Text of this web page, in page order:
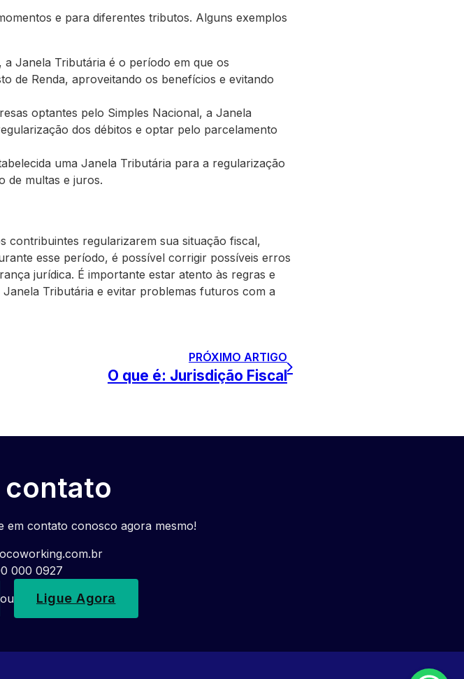
e para diferentes tributos. Alguns exemplos
Janela Tributária é o período em que os
de Renda, aproveitando os benefícios e evitando
optantes pelo Simples Nacional, a Janela
dos débitos e optar pelo parcelamento
uma Janela Tributária para a regularização
de multas e juros.
contribuintes regularizarem sua situação fiscal,
esse período, é possível corrigir possíveis erros
jurídica. É importante estar atento às regras e
Tributária e evitar problemas futuros com a
PRÓXIMO ARTIGO
O que é: Jurisdição Fiscal
contato
em contato conosco agora mesmo!
000 0927
ou Ligue Agora